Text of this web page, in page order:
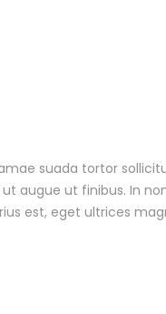
amae suada tortor
augue ut finibus. In
est, eget ultrices